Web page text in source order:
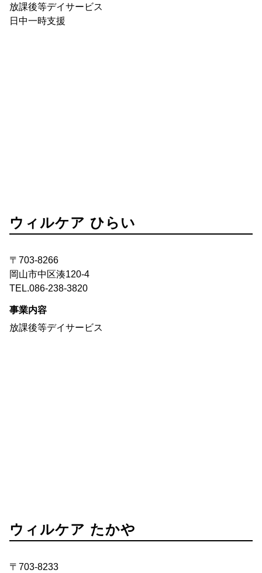
放課後等デイサービス
日中一時支援
ウィルケア ひらい
〒703-8266
岡山市中区湊120-4
TEL.086-238-3820
事業内容
放課後等デイサービス
ウィルケア たかや
〒703-8233